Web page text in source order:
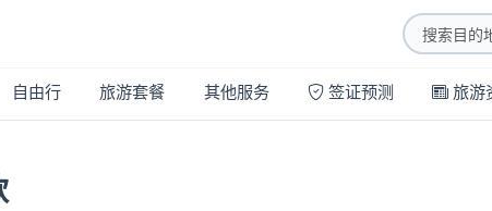
自由行 旅游套餐 其他服务 签证预测 旅游